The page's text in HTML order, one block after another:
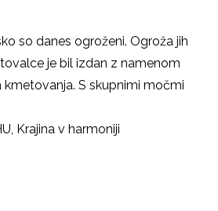
so danes ogroženi. Ogroža jih
je bil izdan z namenom
S skupnimi močmi
Krajina v harmoniji